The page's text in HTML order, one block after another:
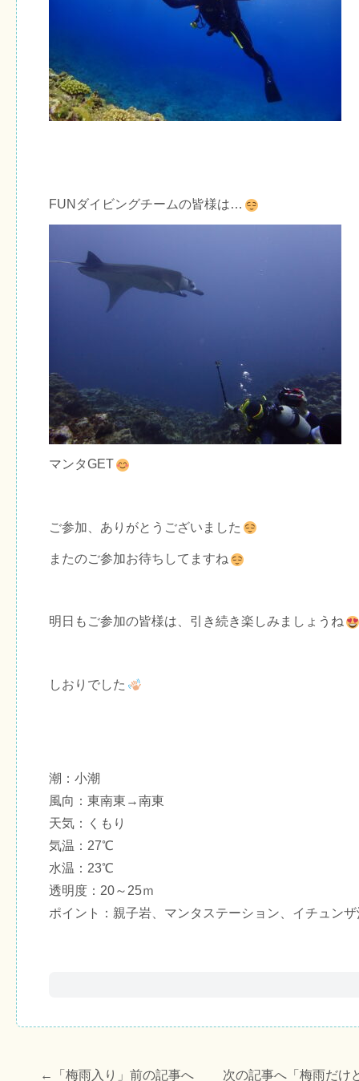
FUNダイビングチームの皆様は…
マンタGET
ご参加、ありがとうございました
またのご参加お待ちしてますね
明日もご参加の皆様は、引き続き楽しみましょうね
しおりでした
潮：小潮
風向：東南東→南東
天気：くもり
気温：27℃
水温：23℃
透明度：20～25ｍ
ポイント：親子岩、マンタステーション、イチュンザ
←「 梅雨入り 」前の記事へ 次の記事へ「 梅雨だけ